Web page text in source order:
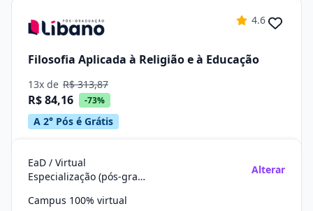
4.6
Filosofia Aplicada à Religião e à Educação
13x de R$ 313,87
R$ 84,16 -73%
A 2° Pós é Grátis
EaD / Virtual
Especialização (pós-graduação)
Alterar
Campus 100% virtual